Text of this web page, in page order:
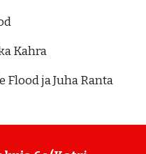
Kahra
Flood ja Juha Ranta